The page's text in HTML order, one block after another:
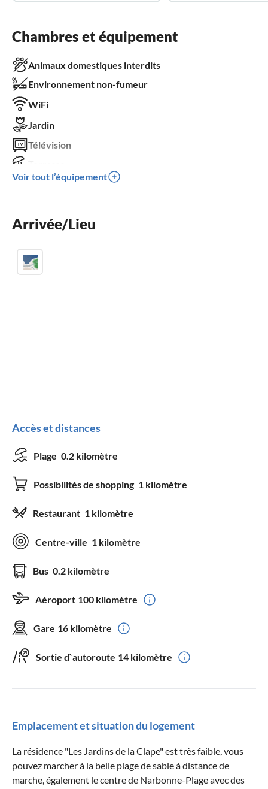
Chambres et équipement
Animaux domestiques interdits
Environnement non-fumeur
WiFi
Jardin
Télévision
Lave-vaisselle
Place de parking
Voir tout l’équipement
Arrivée/Lieu
Accès et distances
Plage 0.2 kilomètre
Possibilités de shopping 1 kilomètre
Restaurant 1 kilomètre
Centre-ville 1 kilomètre
Bus 0.2 kilomètre
Aéroport 100 kilomètre
Gare 16 kilomètre
Sortie d`autoroute 14 kilomètre
Emplacement et situation du logement
La résidence "Les Jardins de la Clape" est très faible, vous
pouvez marcher à la belle plage de sable à distance de
marche, également le centre de Narbonne-Plage avec des